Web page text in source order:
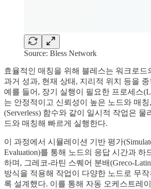
Source: Bless Network
효율적인 매칭을 위해 블레스는 워크로드
과거 성과, 현재 상태, 지리적 위치 등을
예를 들어, 장기 실행이 필요한 프로세스
는 안정적이고 신뢰성이 높은 노드와 매
(Serverless) 함수와 같이 일시적 작업은 물
드와 매칭해 빠르게 실행한다.
이 과정에서 시뮬레이션 기반 평가
Evaluation)를 통해 노드의 응답 시간과 하
하며, 그레코-라틴 스퀘어 분배(Greco-Latin
방식을 적용해 작업이 다양한 노드로 무
록 설계했다. 이를 통해 자동 오케스트레